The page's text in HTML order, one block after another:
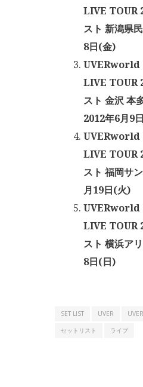
LIVE TOUR
スト 新潟県
8日(金)
UVERworld
LIVE TOUR
スト 金沢 本
2012年6月9
UVERworld
LIVE TOUR
スト 福岡サ
月19日(火)
UVERworld
LIVE TOUR
スト 横浜ア
8日(日)
SET LIST UVER
セットリスト
ライブ